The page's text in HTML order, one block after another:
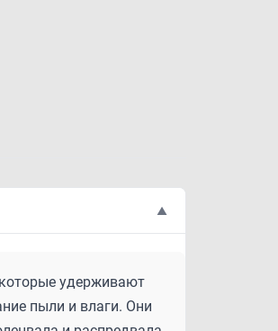
▲
удерживают
пыли и влаги. Они